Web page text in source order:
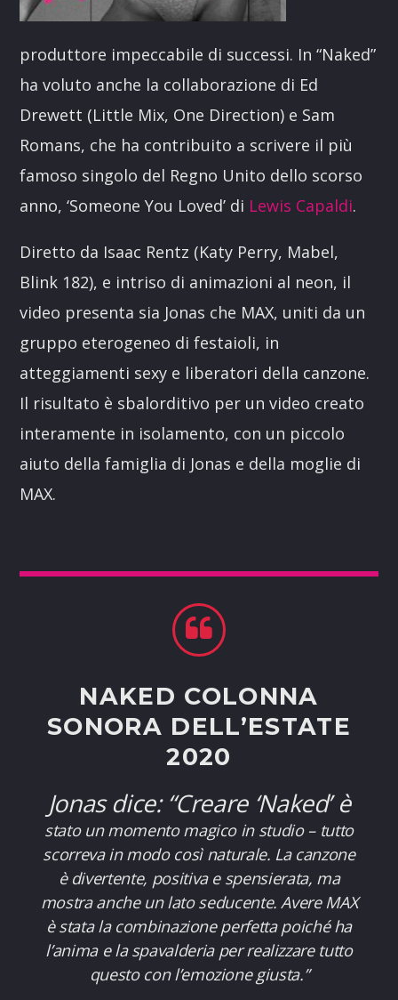
produttore impeccabile di successi. In “Naked”
ha voluto anche la collaborazione di Ed
Drewett (Little Mix, One Direction) e Sam
Romans, che ha contribuito a scrivere il più
famoso singolo del Regno Unito dello scorso
anno, ‘Someone You Loved’ di Lewis Capaldi.
Diretto da Isaac Rentz (Katy Perry, Mabel,
Blink 182), e intriso di animazioni al neon, il
video presenta sia Jonas che MAX, uniti da un
gruppo eterogeneo di festaioli, in
atteggiamenti sexy e liberatori della canzone.
Il risultato è sbalorditivo per un video creato
interamente in isolamento, con un piccolo
aiuto della famiglia di Jonas e della moglie di
MAX.
NAKED COLONNA
SONORA DELL’ESTATE
2020
Jonas dice: “Creare ‘Naked’ è
stato un momento magico in studio – tutto
scorreva in modo così naturale. La canzone
è divertente, positiva e spensierata, ma
mostra anche un lato seducente. Avere MAX
è stata la combinazione perfetta poiché ha
l’anima e la spavalderia per realizzare tutto
questo con l’emozione giusta.”